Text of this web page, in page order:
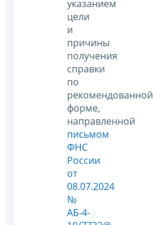
указанием
цели
и
причины
получения
справки
по
рекомендованной
форме,
направленной
письмом
ФНС
России
от
08.07.2024
№
АБ-4-